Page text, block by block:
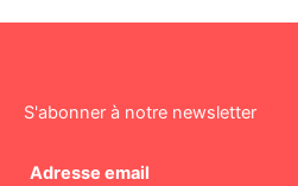
S'abonner à notre newsletter
Adresse email